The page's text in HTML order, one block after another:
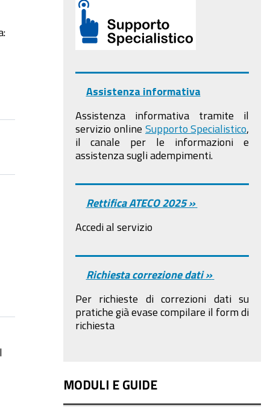
Assistenza informativa
Assistenza informativa tramite il
servizio online Supporto Specialistico
il canale per le informazioni e
assistenza sugli adempimenti.
Rettifica ATECO 2025 »
Accedi al servizio
Richiesta correzione dati »
Per richieste di correzioni dati su
pratiche già evase compilare il form di
richiesta
MODULI E GUIDE